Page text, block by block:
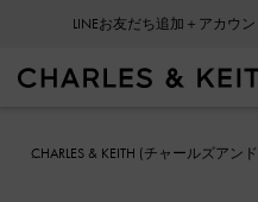
LINEお友だち追加＋アカウ
CHARLES & KEITH (チャールズアン